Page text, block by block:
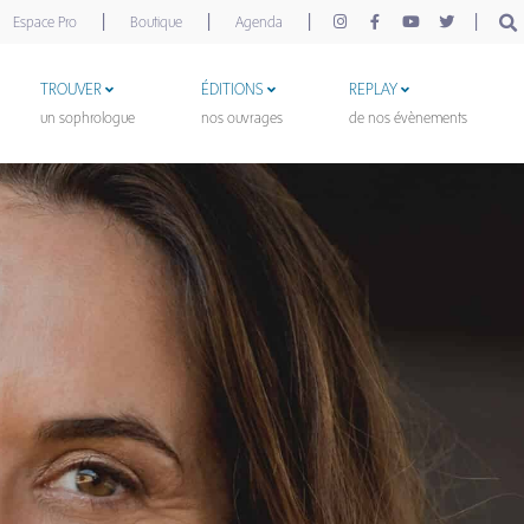
Espace Pro Boutique Agenda
TROUVER
un sophrologue
ÉDITIONS
nos ouvrages
REPLAY
de nos évènements